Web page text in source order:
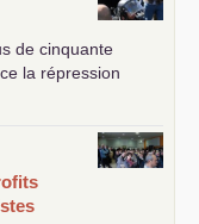
de cinquante
la répression